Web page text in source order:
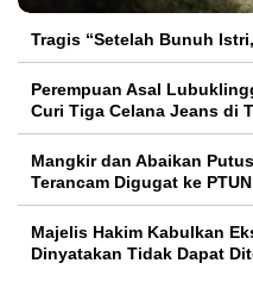
Tragis “Setelah Bunuh
Perempuan Asal
Curi Tiga Celana Jeans di
Mangkir dan Abaikan
Terancam Digugat ke
Majelis Hakim Kabulkan
Dinyatakan Tidak Dapat